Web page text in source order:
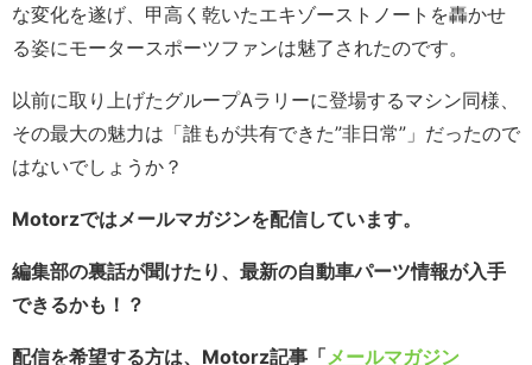
な変化を遂げ、甲高く乾いたエキゾーストノートを轟かせ
る姿にモータースポーツファンは魅了されたのです。
以前に取り上げたグループAラリーに登場するマシン同様、
その最大の魅力は「誰もが共有できた”非日常”」だったので
はないでしょうか？
Motorzではメールマガジンを配信しています。
編集部の裏話が聞けたり、最新の自動車パーツ情報が入手
できるかも！？
配信を希望する方は、Motorz記事「 メールマガジン